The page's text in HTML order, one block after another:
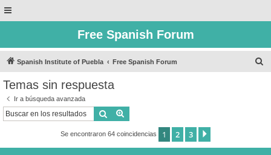
Free Spanish Forum
Spanish Institute of Puebla Free Spanish Forum
Temas sin respuesta
Ir a búsqueda avanzada
Buscar
Se encontraron 64 coincidencias 1 2 3